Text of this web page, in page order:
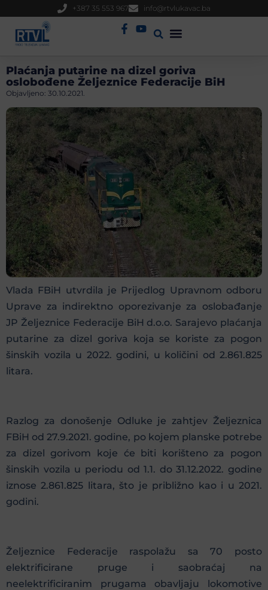
+387 35 553 967 info@rtvlukavac.ba
Plaćanja putarine na dizel goriva
oslobođene Željeznice Federacije BiH
Objavljeno: 30.10.2021.
Vlada FBiH utvrdila je Prijedlog Upravnom odboru
Uprave za indirektno oporezivanje za oslobađanje
JP Željeznice Federacije BiH d.o.o. Sarajevo plaćanja
putarine za dizel goriva koja se koriste za pogon
šinskih vozila u 2022. godini, u količini od 2.861.825
litara.
Razlog za donošenje Odluke je zahtjev Željeznica
FBiH od 27.9.2021. godine, po kojem planske potrebe
za dizel gorivom koje će biti korišteno za pogon
šinskih vozila u periodu od 1.1. do 31.12.2022. godine
iznose 2.861.825 litara, što je približno kao i u 2021.
godini.
Željeznice Federacije raspolažu sa 70 posto
elektrificirane pruge i saobraćaj na
neelektrificiranim prugama obavljaju lokomotive